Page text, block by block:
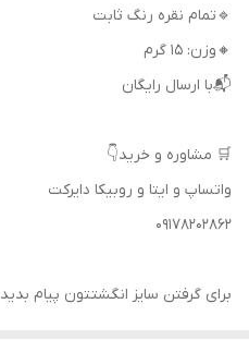
🔹تمام نقره رنگ ثابت
🔸وزن: 15 گرم
📬با ارسال رایگان
🛒 مشاوره و خرید👇
واتساپ و ایتا و روبیکا دایرکت
09178202862
برای گرفتن سایز انگشتتون پیام بدید